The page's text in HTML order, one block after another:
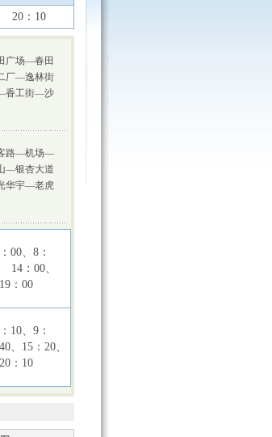
20：10
广场—春田
厂—逸林街
香工街—沙
路—机场—
—银杏大道
华宇—老虎
00、8：
14：00、
：00
10、9：
、15：20、
：10